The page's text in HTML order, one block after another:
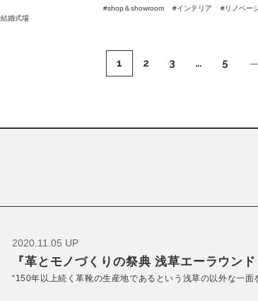
結婚式場
shop＆showroom インテリア リノベー
1 2 3 … 5
2020.11.05 UP
『革とモノづくりの祭典 浅草エーラウン
“150年以上続く革靴の生産地であるという浅草の以外な一